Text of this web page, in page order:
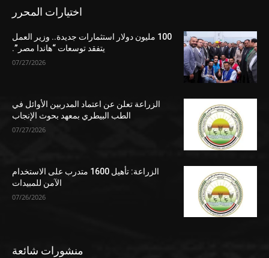
اختيارات المحرر
100 مليون دولار استثمارات جديدة.. وزير العمل
يتفقد توسعات “هاندا مصر”.
07/27/2026
الزراعة تعلن عن اعتماد المدربين الأوائل في
الطب البيطري بمعهد بحوث الإنجاب
07/27/2026
الزراعة: تأهيل 1600 متدرب على الاستخدام
الآمن للمبيدات
07/26/2026
منشورات شائعة